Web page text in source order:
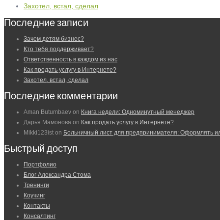
Захотел, встал, сделал
Последние записи
Зачем детям бизнес?
Кто тебя поддерживает?
Ответственность в каждом из нас
Как продать услугу в Интернете?
Захотел, встал, сделал
Последние комментарии
Aman Butumbaev on Книга недели: Одноминутный менеджер
Дарья Мамонова on Как продать услугу в Интернете?
Mikki123ist on Больничный лист для предпринимателя: Оформлять
Быстрый доступ
Портфолио
Блог Александра Стома
Тренинги
Коучинг
Контакты
Консалтинг